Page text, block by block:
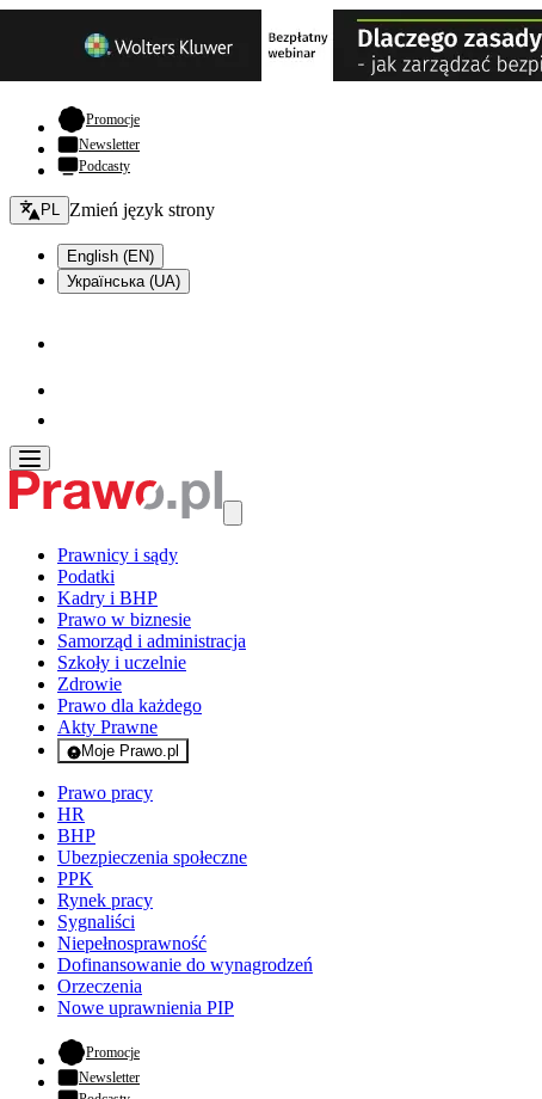
Promocje- otwiera się w nowej karcie
Newsletter
Podcasty
Zmień język - bieżący:
PL Zmień język strony
English (EN)
Українська (UA)
Prawnicy i sądy
Podatki
Kadry i BHP
Prawo w biznesie
Samorząd i administracja
Szkoły i uczelnie
Zdrowie
Prawo dla każdego
Akty Prawne
Moje Prawo.pl
- rejestracja i logowanie do serwisu
Prawo pracy
HR
BHP
Ubezpieczenia społeczne
PPK
Rynek pracy
Sygnaliści
Niepełnosprawność
Dofinansowanie do wynagrodzeń
Orzeczenia
Nowe uprawnienia PIP
Promocje- otwiera się w nowej karcie
Newsletter